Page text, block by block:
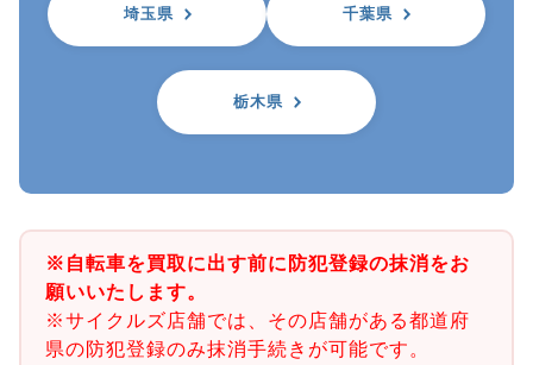
埼玉県 千葉県
栃木県
※自転車を買取に出す前に防犯登録の抹消をお
願いいたします。
※サイクルズ店舗では、その店舗がある都道府
県の防犯登録のみ抹消手続きが可能です。